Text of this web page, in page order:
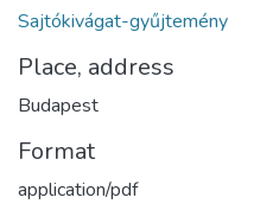
Sajtókivágat-gyűjtemény
Place, address
Budapest
Format
application/pdf